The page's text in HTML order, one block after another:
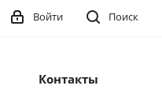
Поиск
Войти
Контакты